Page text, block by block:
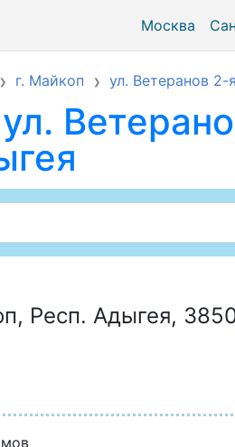
Москва
г. Майкоп ул. Ветеранов 2-я
Респ. Адыгея,